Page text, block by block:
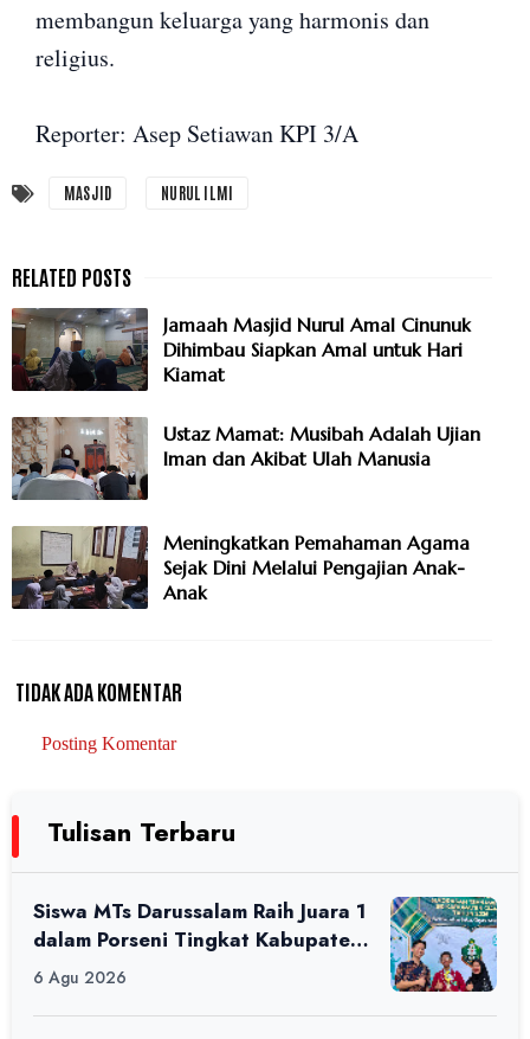
membangun keluarga yang harmonis dan
religius.
Reporter: Asep Setiawan KPI 3/A
MASJID NURUL ILMI
Jamaah Masjid Nurul Amal Cinunuk
Dihimbau Siapkan Amal untuk Hari
Kiamat
Ustaz Mamat: Musibah Adalah Ujian
Iman dan Akibat Ulah Manusia
Meningkatkan Pemahaman Agama
Sejak Dini Melalui Pengajian Anak-
Anak
TIDAK ADA KOMENTAR
Posting Komentar
Tulisan Terbaru
Siswa MTs Darussalam Raih Juara 1
dalam Porseni Tingkat Kabupaten
6 Agu 2026